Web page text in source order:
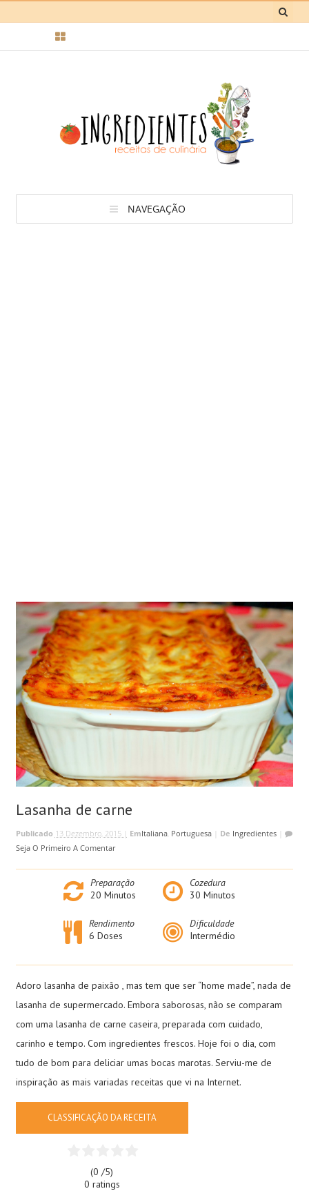
NAVEGAÇÃO
Lasanha de carne
Publicado 13 Dezembro, 2015 | EmItaliana, Portuguesa| De Ingredientes|
Seja O Primeiro A Comentar
Preparação
20 Minutos
Cozedura
30 Minutos
Rendimento
6 Doses
Dificuldade
Intermédio
Adoro lasanha de paixão , mas tem que ser “home made”, nada de
lasanha de supermercado. Embora saborosas, não se comparam
com uma lasanha de carne caseira, preparada com cuidado,
carinho e tempo. Com ingredientes frescos. Hoje foi o dia, com
tudo de bom para deliciar umas bocas marotas. Serviu-me de
inspiração as mais variadas receitas que vi na Internet.
CLASSIFICAÇÃO DA RECEITA
(0 /5)
0 ratings